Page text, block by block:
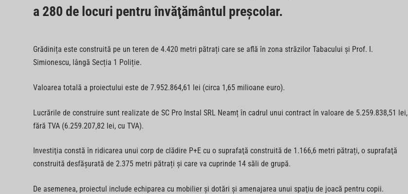
a 280 de locuri pentru învăţământul preşcolar.
Grădinița este construită pe un teren de 4.420 metri pătrați care se află în zona străzilor Tabacului și Prof. I.
Simionescu, lângă Secția 1 Poliție.
Valoarea totală a proiectului este de 7.952.864,61 lei (circa 1,65 milioane euro).
Lucrările de construire sunt realizate de SC Pro Instal SRL Neamț în cadrul unui contract în valoare de 5.259.838,51 lei,
fără TVA (6.259.207,82 lei, cu TVA).
Investiţia constă în ridicarea unui corp de clădire P+E cu o suprafaţă construită de 1.166,6 metri pătrați, o suprafaţă
construită desfăşurată de 2.375 metri pătrați şi care va cuprinde 14 săli de grupă.
De asemenea, proiectul include echiparea cu mobilier și dotări şi amenajarea unui spaţiu de joacă pentru copii.